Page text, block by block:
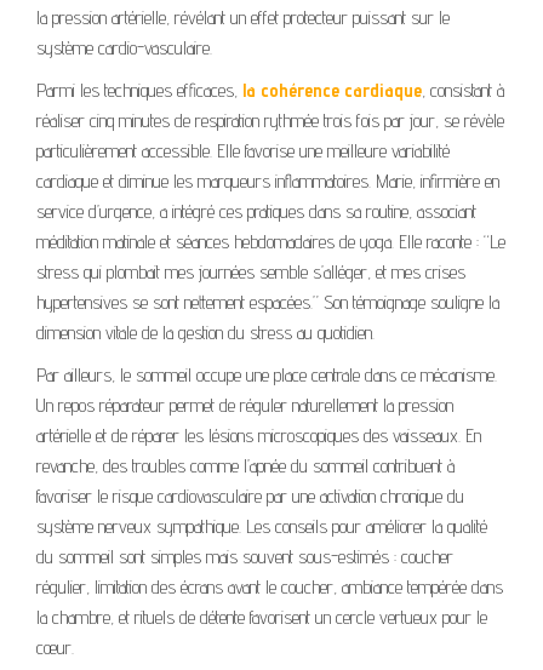
la pression artérielle, révélant un effet protecteur puissant sur le
système cardio-vasculaire.
Parmi les techniques efficaces, la cohérence cardiaque, consistant à
réaliser cinq minutes de respiration rythmée trois fois par jour, se révèle
particulièrement accessible. Elle favorise une meilleure variabilité
cardiaque et diminue les marqueurs inflammatoires. Marie, infirmière en
service d’urgence, a intégré ces pratiques dans sa routine, associant
méditation matinale et séances hebdomadaires de yoga. Elle raconte : “Le
stress qui plombait mes journées semble s’alléger, et mes crises
hypertensives se sont nettement espacées.” Son témoignage souligne la
dimension vitale de la gestion du stress au quotidien.
Par ailleurs, le sommeil occupe une place centrale dans ce mécanisme.
Un repos réparateur permet de réguler naturellement la pression
artérielle et de réparer les lésions microscopiques des vaisseaux. En
revanche, des troubles comme l’apnée du sommeil contribuent à
favoriser le risque cardiovasculaire par une activation chronique du
système nerveux sympathique. Les conseils pour améliorer la qualité
du sommeil sont simples mais souvent sous-estimés : coucher
régulier, limitation des écrans avant le coucher, ambiance tempérée dans
la chambre, et rituels de détente favorisent un cercle vertueux pour le
cœur.